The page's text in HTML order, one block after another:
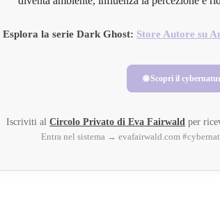
Esplora la serie Dark Ghost: Store Autore su
🌐 Scopri il
Iscriviti al Circolo Privato di Eva Fairwald per
Entra nel sistema → evafairwald.com